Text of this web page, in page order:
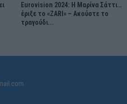
Eurovision 2024: Η Μαρίνα Σάττι…
έριξε το «ZARI» – Ακούστε το
τραγούδι...